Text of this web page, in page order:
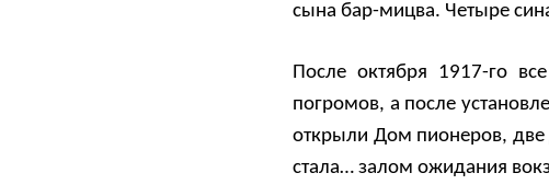
сына бар-мицва. Четыре
После октября 1917-го
погромов, а после
открыли Дом пионеров, две
стала… залом ожидания